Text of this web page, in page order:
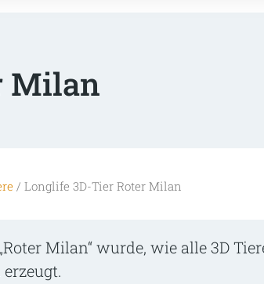
Milan
/ Longlife 3D-Tier Roter Milan
Milan“ wurde, wie alle 3D